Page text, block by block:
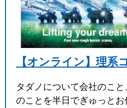
【オンライン】理系
タダノについて会社のこ
のことを半日でぎゅっと